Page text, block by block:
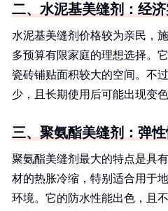
二、水泥基美缝剂：经
水泥基美缝剂价格较为亲民，
多预算有限家庭的理想选择。
瓷砖铺贴面积较大的空间。不
少，且长期使用后可能出现变
三、聚氨酯美缝剂：弹
聚氨酯美缝剂最大的特点是具
材的热胀冷缩，特别适合用于
环境。它的防水性能出色，且